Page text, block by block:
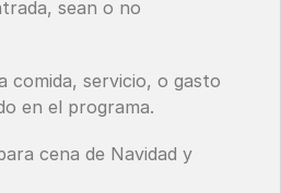
sean o no
comida, servicio, o gasto
en el programa.
cena de Navidad y